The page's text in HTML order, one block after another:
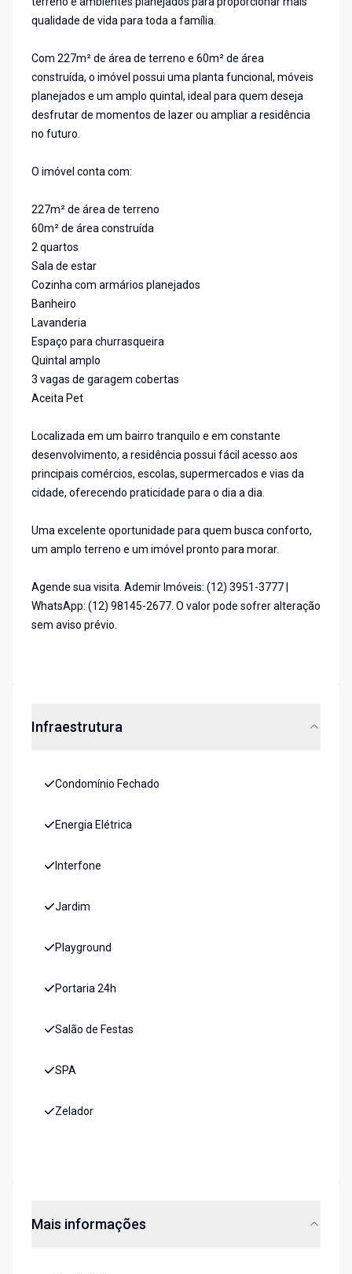
qualidade de vida para toda a família.
Com 227m² de área de terreno e 60m² de área
construída, o imóvel possui uma planta funcional, móveis
planejados e um amplo quintal, ideal para quem deseja
desfrutar de momentos de lazer ou ampliar a residência
no futuro.
O imóvel conta com:
227m² de área de terreno
60m² de área construída
2 quartos
Sala de estar
Cozinha com armários planejados
Banheiro
Lavanderia
Espaço para churrasqueira
Quintal amplo
3 vagas de garagem cobertas
Aceita Pet
Localizada em um bairro tranquilo e em constante
desenvolvimento, a residência possui fácil acesso aos
principais comércios, escolas, supermercados e vias da
cidade, oferecendo praticidade para o dia a dia.
Uma excelente oportunidade para quem busca conforto,
um amplo terreno e um imóvel pronto para morar.
Agende sua visita. Ademir Imóveis: (12) 3951-3777 |
WhatsApp: (12) 98145-2677. O valor pode sofrer alteração
sem aviso prévio.
Infraestrutura
Condomínio Fechado
Energia Elétrica
Interfone
Jardim
Playground
Portaria 24h
Salão de Festas
SPA
Zelador
Mais informações